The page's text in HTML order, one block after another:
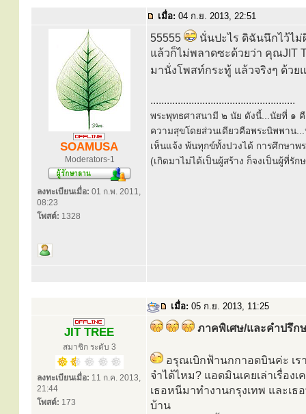
เมื่อ: 04 ก.ย. 2013, 22:51
SOAMUSA
Moderators-1
ลงทะเบียนเมื่อ: 01 ก.พ. 2011,
08:23
โพสต์: 1328
55555
นั่นปะไร ดิฉันนึกไว้ไม่
แล้วก็ไม่พลาดซะด้วยว่า คุณJIT
มานั่งโพสท์กระทู้ แล้วจริงๆ ด้ว
.....................................................
พระพุทธศาสนามี ๒ นัย ดังนี้...นัยที่ ๑ คื
ความสุขโดยส่วนเดียวคือพระนิพพาน
เห็นแจ้ง พ้นทุกข์ทั้งปวงได้ การศึกษาพ
(เกิดมาไม่ได้เป็นผู้สร้าง ก็จงเป็นผู้ที่รั
เมื่อ: 05 ก.ย. 2013, 11:25
JIT TREE
สมาชิก ระดับ 3
ลงทะเบียนเมื่อ: 11 ก.ค. 2013,
21:44
โพสต์: 173
ภาคพิเศษ/และคำปรึก
อรุณเบิกฟ้านกกาอดบินค่ะ เ
จำได้ไหม? แอดมินเคยเล่าเรื่อ
เธอหนีมาทำงานกรุงเทพ และเ
บ้าน